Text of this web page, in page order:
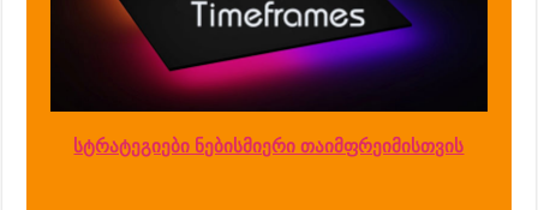
სტრატეგიები ნებისმიერი თაიმფრეიმისთვის